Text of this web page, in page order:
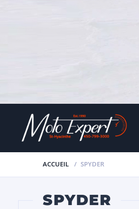
ACCUEIL SPYDER
SPYDER